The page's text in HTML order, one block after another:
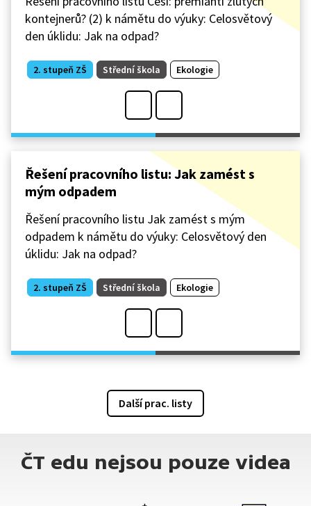
kontejnerů? (2) k námětu do výuky: Celosvětový
den úklidu: Jak na odpad?
2. stupeň ZŠ Střední škola Ekologie
Řešení pracovního listu: Jak zamést s
mým odpadem
Řešení pracovního listu Jak zamést s mým
odpadem k námětu do výuky: Celosvětový den
úklidu: Jak na odpad?
2. stupeň ZŠ Střední škola Ekologie
Další prac. listy
ČT edu nejsou pouze videa